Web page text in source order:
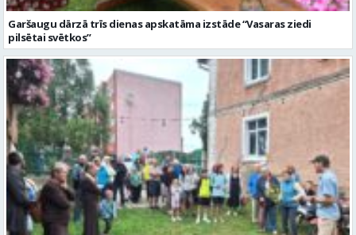
Valmieras dzimšanas diena sākas ar Krāču kakta svētkiem